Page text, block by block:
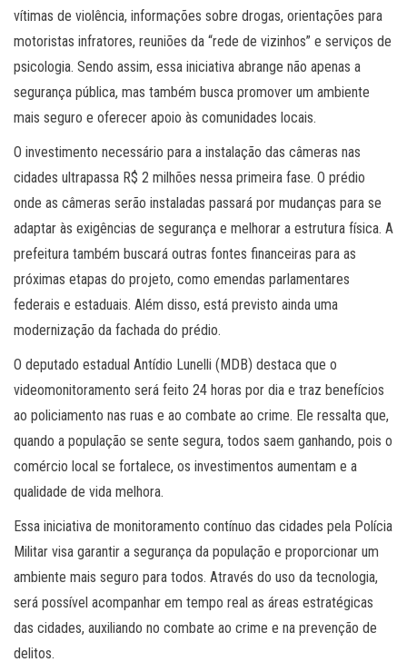
vítimas de violência, informações sobre drogas, orientações para
motoristas infratores, reuniões da “rede de vizinhos” e serviços de
psicologia. Sendo assim, essa iniciativa abrange não apenas a
segurança pública, mas também busca promover um ambiente
mais seguro e oferecer apoio às comunidades locais.
O investimento necessário para a instalação das câmeras nas
cidades ultrapassa R$ 2 milhões nessa primeira fase. O prédio
onde as câmeras serão instaladas passará por mudanças para se
adaptar às exigências de segurança e melhorar a estrutura física. A
prefeitura também buscará outras fontes financeiras para as
próximas etapas do projeto, como emendas parlamentares
federais e estaduais. Além disso, está previsto ainda uma
modernização da fachada do prédio.
O deputado estadual Antídio Lunelli (MDB) destaca que o
videomonitoramento será feito 24 horas por dia e traz benefícios
ao policiamento nas ruas e ao combate ao crime. Ele ressalta que,
quando a população se sente segura, todos saem ganhando, pois o
comércio local se fortalece, os investimentos aumentam e a
qualidade de vida melhora.
Essa iniciativa de monitoramento contínuo das cidades pela Polícia
Militar visa garantir a segurança da população e proporcionar um
ambiente mais seguro para todos. Através do uso da tecnologia,
será possível acompanhar em tempo real as áreas estratégicas
das cidades, auxiliando no combate ao crime e na prevenção de
delitos.